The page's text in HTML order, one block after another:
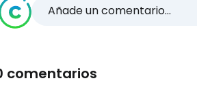
Añade un comentario...
comentarios